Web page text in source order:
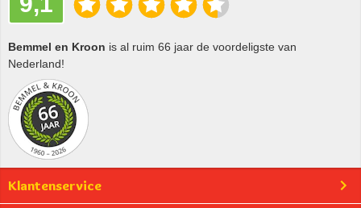
Bemmel en Kroon is al ruim 66 jaar de voordeligste van
Nederland!
Klantenservice